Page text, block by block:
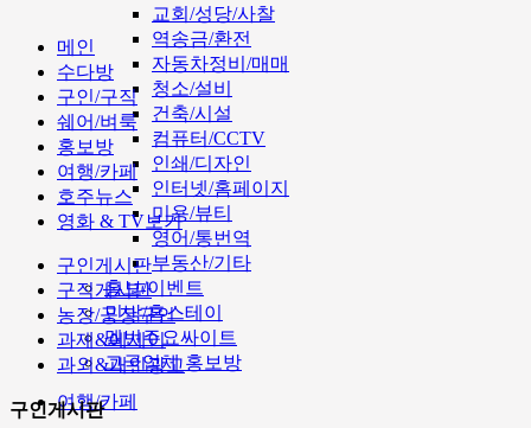
교회/성당/사찰
역송금/환전
자동차정비/매매
청소/설비
건축/시설
컴퓨터/CCTV
인쇄/디자인
인터넷/홈페이지
미용/뷰티
영어/통번역
부동산/기타
홍보/이벤트
민박/홈스테이
멜번주요싸이트
고국업체 홍보방
여행/카페
메인
수다방
구인/구직
쉐어/벼룩
홍보방
여행/카페
호주뉴스
영화 & TV보기
구인게시판
구직게시판
농장/공장구인
과제&에세이
과외&개인광고
구인게시판